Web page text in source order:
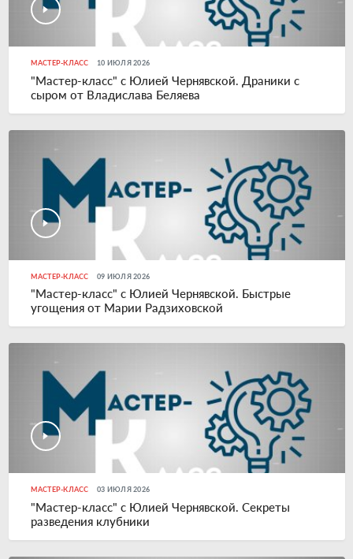
МАСТЕР-КЛАСС 10 ИЮЛЯ 2026
"Мастер-класс" с Юлией Чернявской. Драники с
сыром от Владислава Беляева
МАСТЕР-КЛАСС 09 ИЮЛЯ 2026
"Мастер-класс" с Юлией Чернявской. Быстрые
угощения от Марии Радзиховской
МАСТЕР-КЛАСС 03 ИЮЛЯ 2026
"Мастер-класс" с Юлией Чернявской. Секреты
разведения клубники